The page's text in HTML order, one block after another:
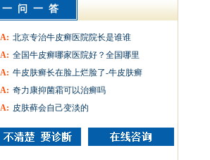
一问一答
A: 北京专治牛皮癣医院院长是谁谁
A: 全国牛皮癣哪家医院好？全国哪里
A: 牛皮肤癣长在脸上烂脸了-牛皮肤癣
A: 奇力康抑菌霜可以治癣吗
A: 皮肤藓会自己变淡的